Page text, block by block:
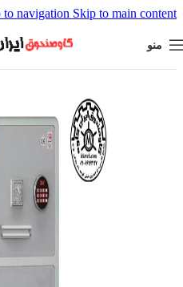
to navigation Skip to main content
منو